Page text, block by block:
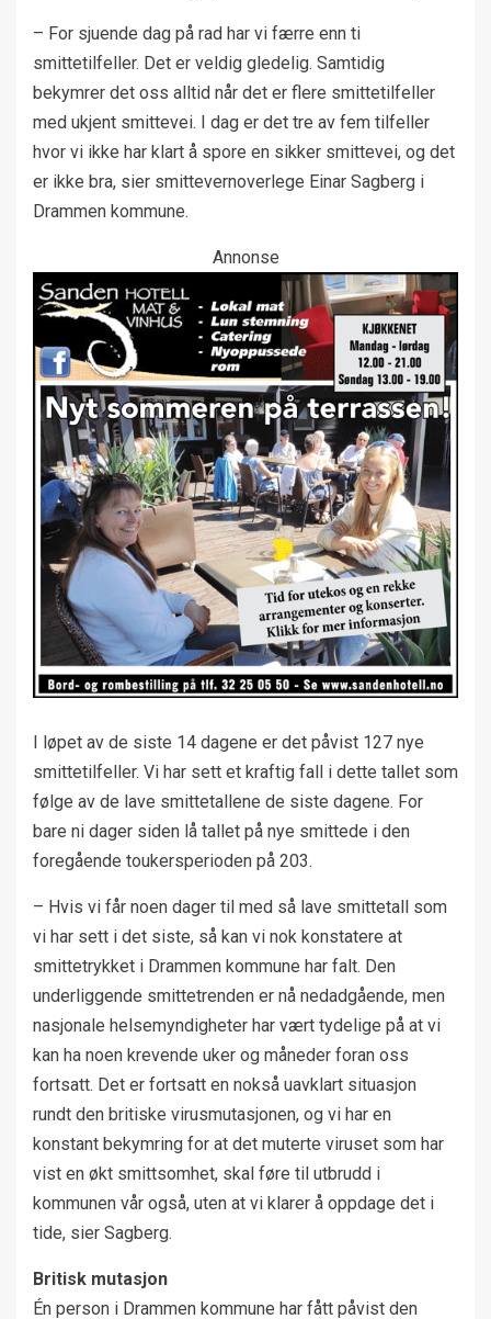
– For sjuende dag på rad har vi færre enn ti
smittetilfeller. Det er veldig gledelig. Samtidig
bekymrer det oss alltid når det er flere smittetilfeller
med ukjent smittevei. I dag er det tre av fem tilfeller
hvor vi ikke har klart å spore en sikker smittevei, og det
er ikke bra, sier smittevernoverlege Einar Sagberg i
Drammen kommune.
Annonse
I løpet av de siste 14 dagene er det påvist 127 nye
smittetilfeller. Vi har sett et kraftig fall i dette tallet som
følge av de lave smittetallene de siste dagene. For
bare ni dager siden lå tallet på nye smittede i den
foregående toukersperioden på 203.
– Hvis vi får noen dager til med så lave smittetall som
vi har sett i det siste, så kan vi nok konstatere at
smittetrykket i Drammen kommune har falt. Den
underliggende smittetrenden er nå nedadgående, men
nasjonale helsemyndigheter har vært tydelige på at vi
kan ha noen krevende uker og måneder foran oss
fortsatt. Det er fortsatt en nokså uavklart situasjon
rundt den britiske virusmutasjonen, og vi har en
konstant bekymring for at det muterte viruset som har
vist en økt smittsomhet, skal føre til utbrudd i
kommunen vår også, uten at vi klarer å oppdage det i
tide, sier Sagberg.
Britisk mutasjon
Én person i Drammen kommune har fått påvist den